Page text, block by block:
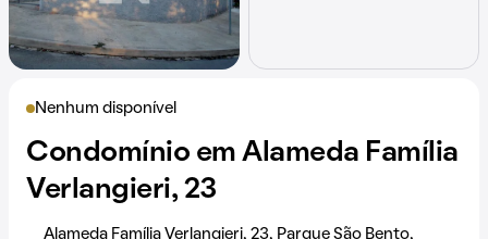
Nenhum disponível
Condomínio em Alameda Família
Verlangieri, 23
Alameda Família Verlangieri, 23, Parque São Bento,